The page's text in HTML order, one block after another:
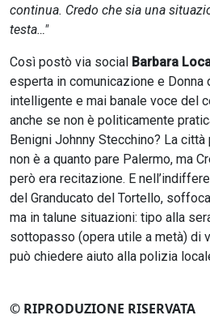
continua. Credo che sia una
testa…"
Così postò via social Barbara
esperta in comunicazione e Donna
intelligente e mai banale voce del
anche se non è politicamente
Benigni Johnny Stecchino? La
non è a quanto pare Palermo, ma
però era recitazione. E
del Granducato del Tortello,
ma in talune situazioni: tipo alla
sottopasso (opera utile a metà) di
può chiedere aiuto alla polizia
© RIPRODUZIONE RISERVATA